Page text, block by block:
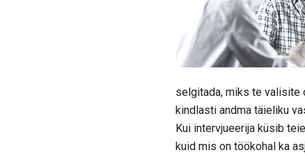
selgitada, miks te valisite
kindlasti andma täieliku
Kui intervjueerija küsib
kuid mis on töökohal ka